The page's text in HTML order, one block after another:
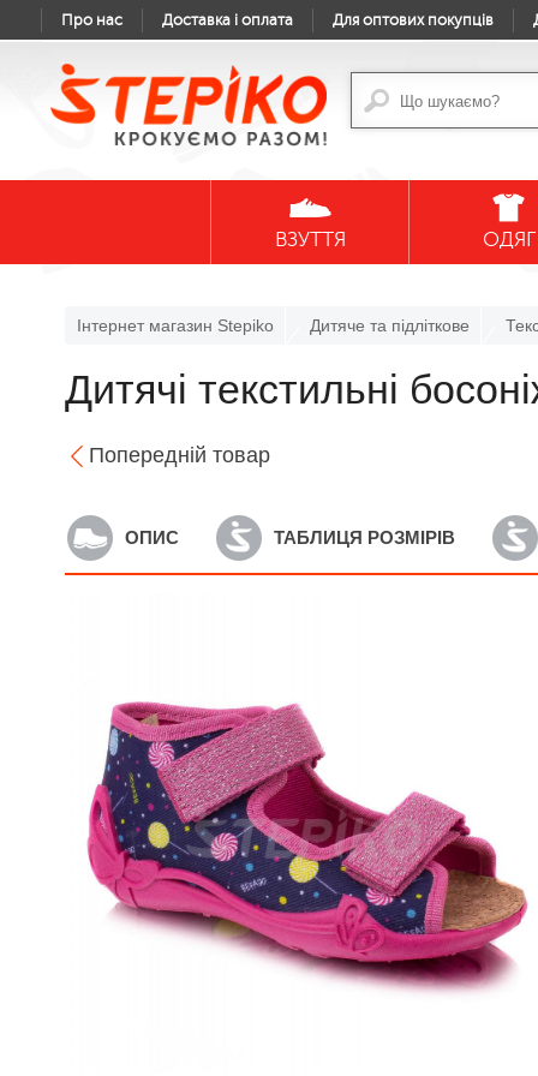
Про нас Доставка і оплата Для оптових покупців
ВЗУТТЯ ОДЯГ
Інтернет магазин Stepiko Дитяче та підліткове
Дитячі текстильні
Попередній товар
ОПИС ТАБЛИЦЯ РОЗМІРІВ